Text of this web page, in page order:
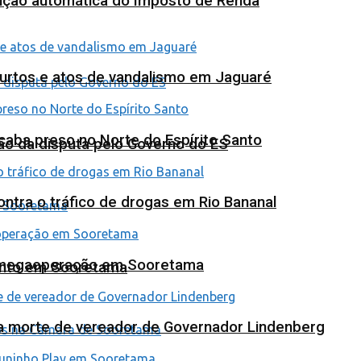
da disputa pelo Governo do ES
em Sooretama
e atos de vandalismo em Jaguaré
preso no Norte do Espírito Santo
o tráfico de drogas em Rio Bananal
em Sooretama
de vereador de Governador Lindenberg